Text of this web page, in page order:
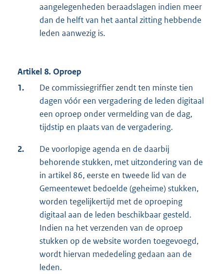
aangelegenheden beraadslagen indien meer
dan de helft van het aantal zitting hebbende
leden aanwezig is.
Artikel 8. Oproep
1.
De commissiegriffier zendt ten minste tien
dagen vóór een vergadering de leden digitaal
een oproep onder vermelding van de dag,
tijdstip en plaats van de vergadering.
2.
De voorlopige agenda en de daarbij
behorende stukken, met uitzondering van de
in artikel 86, eerste en tweede lid van de
Gemeentewet bedoelde (geheime) stukken,
worden tegelijkertijd met de oproeping
digitaal aan de leden beschikbaar gesteld.
Indien na het verzenden van de oproep
stukken op de website worden toegevoegd,
wordt hiervan mededeling gedaan aan de
leden.